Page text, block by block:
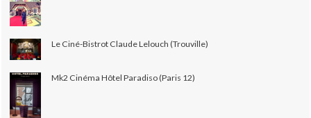
Le Ciné-Bistrot Claude Lelouch (Trouville)
Mk2 Cinéma Hôtel Paradiso (Paris 12)